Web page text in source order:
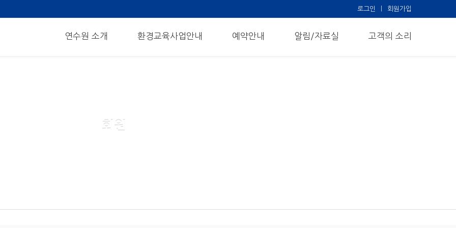
로그인 회원가입
연수원 소개 환경교육사업안내 예약안내 알림/자료실 고객의 소리
회원